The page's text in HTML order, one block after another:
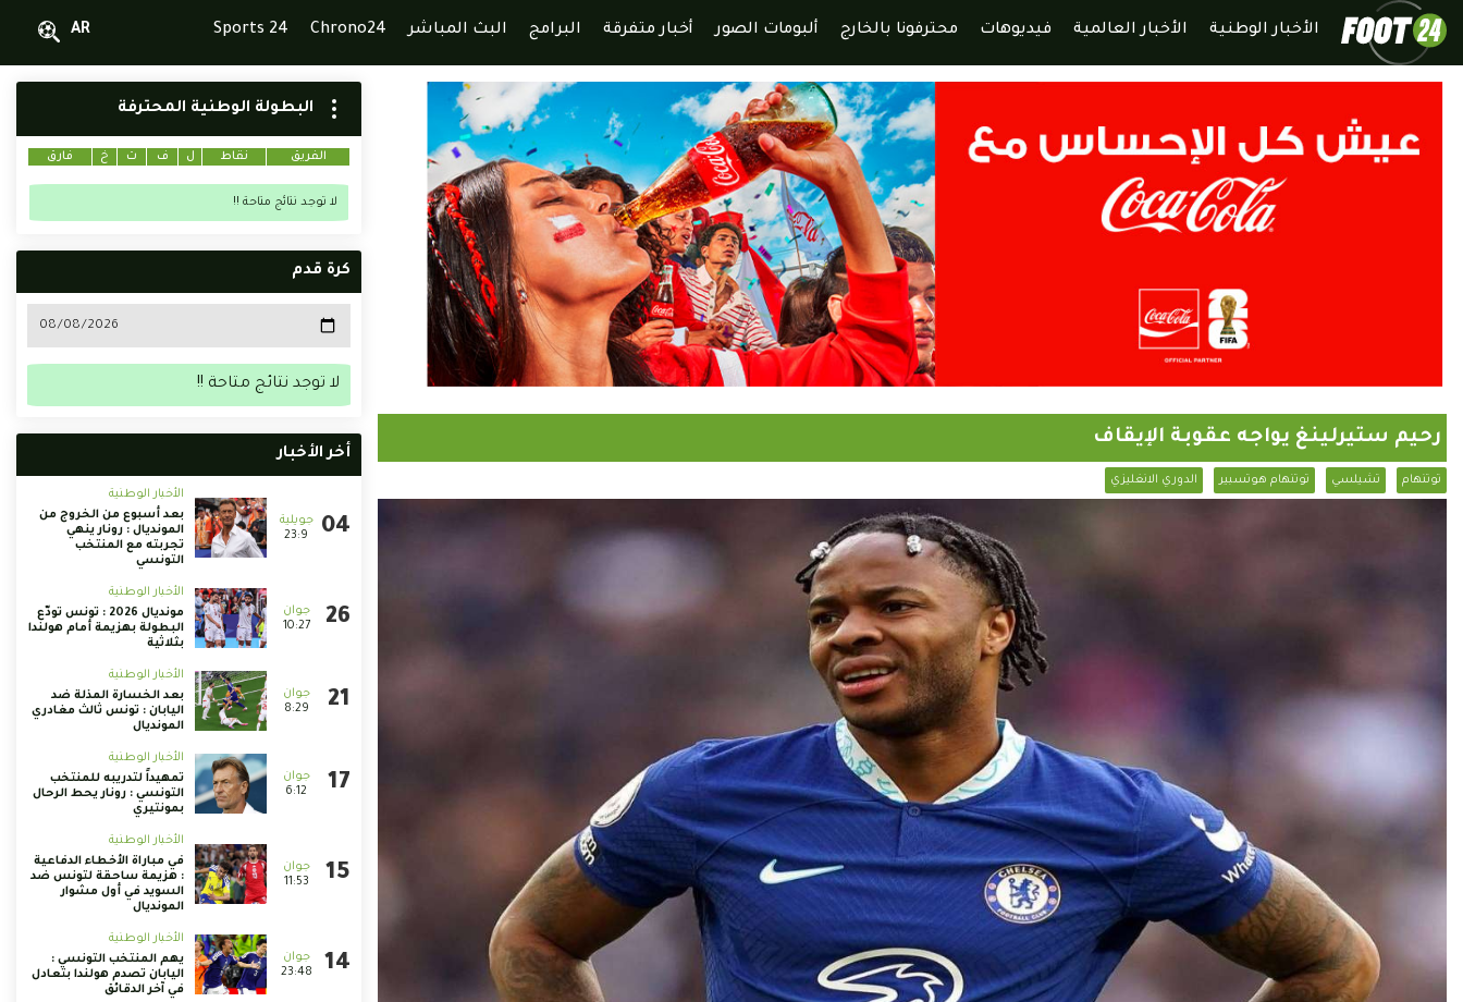
الأخبار الوطنية الأخبار العالمية فيديوهات محترفونا بالخارج ألبومات الصور أخبار متفرقة البرامج البث المباشر Chrono24
Sports 24
AR
رحيم ستيرلينغ يواجه عقوبة الإيقاف
توتنهام تشيلسي توتنهام هوتسبير الدوري الانغليزي
البطولة الوطنية المحترفة
الفريق نقاط ل ف ت خ فارق
لا توجد نتائج متاحة !!
كرة قدم
لا توجد نتائج متاحة !!
أخر الأخبار
23:9
الأخبار الوطنية
بعد أسبوع من الخروج من
المونديال : رونار ينهي
تجربته مع المنتخب
التونسي
10:27
الأخبار الوطنية
مونديال 2026 : تونس تودّع
البطولة بهزيمة أمام هولندا
بثلاثية
8:29
الأخبار الوطنية
بعد الخسارة المذلة ضد
اليابان : تونس ثالث مغادري
المونديال
6:12
الأخبار الوطنية
تمهيداً لتدريبه للمنتخب
التونسي : رونار يحط الرحال
بمونتيري
11:53
الأخبار الوطنية
في مباراة الأخطاء الدفاعية
: هزيمة ساحقة لتونس ضد
السويد في أول مشوار
المونديال
23:48
الأخبار الوطنية
يهم المنتخب التونسي :
اليابان تصدم هولندا بتعادل
في آخر الدقائق